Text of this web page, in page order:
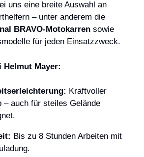
uns eine breite Auswahl an
– unter anderem die
BRAVO-Motokarren sowie
für jeden Einsatzzweck.
Helmut Mayer:
Kraftvoller
– auch für steiles Gelände
Bis zu 8 Stunden Arbeiten mit